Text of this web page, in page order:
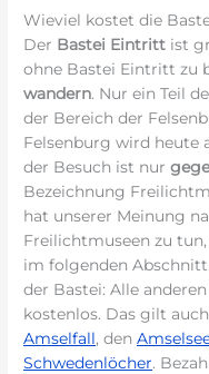
Wieviel kostet die
Der Bastei Eintritt ist
ohne Bastei Eintritt zu
wandern. Nur ein Teil
der Bereich der
Felsenburg wird heute
der Besuch ist nur
Bezeichnung
hat unserer Meinung
Freilichtmuseen zu
im folgenden
der Bastei: Alle
kostenlos. Das gilt
Amselfall, den
Schwedenlöcher.